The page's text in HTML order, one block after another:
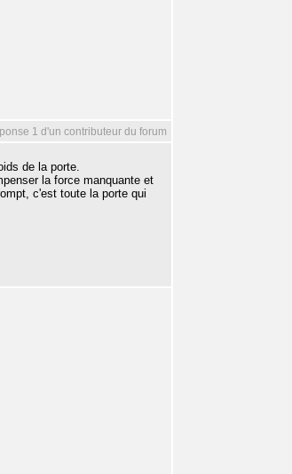
1 d'un contributeur du forum
de la porte.
la force manquante et
c'est toute la porte qui